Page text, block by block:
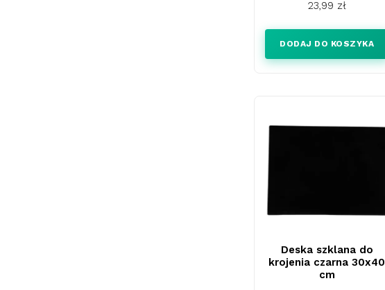
Cena
23,99 zł
DODAJ DO KOSZYKA
Deska szklana do
krojenia czarna 30x40
cm